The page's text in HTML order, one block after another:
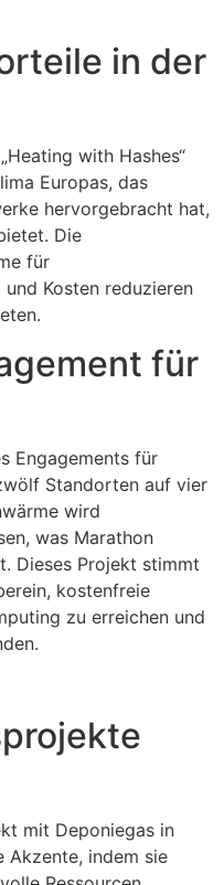
in der
with Hashes“
Europas, das
hervorgebracht hat,
Die
für
Kosten reduzieren
für
Engagements für
Standorten auf vier
wird
was Marathon
Dieses Projekt stimmt
kostenfreie
zu erreichen und
mit Deponiegas in
Akzente, indem sie